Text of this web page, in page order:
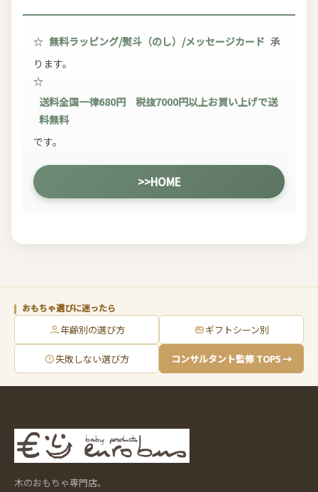
☆ 無料ラッピング/熨斗（のし）/メッセージカード 承
ります。
☆
送料全国一律680円 税抜7000円以上お買い上げで送
料無料
です。
>>HOME
おもちゃ選びに迷ったら
年齢別の選び方 ギフトシーン別
失敗しない選び方 コンサルタント監修 TOP5 →
木のおもちゃ専門店。